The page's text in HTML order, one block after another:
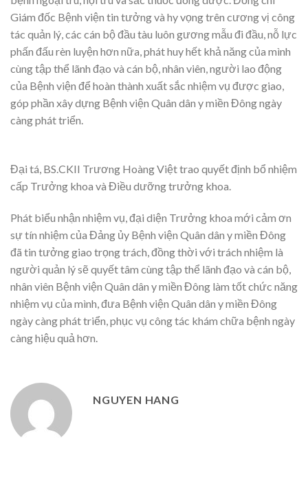
Giám đốc Bệnh viện tin tưởng và hy vọng trên cương vị công
tác quản lý, các cán bộ đầu tàu luôn gương mẫu đi đầu, nỗ lực
phấn đấu rèn luyện hơn nữa, phát huy hết khả năng của mình
cùng tập thể lãnh đạo và cán bộ, nhân viên, người lao động
của Bệnh viện để hoàn thành xuất sắc nhiệm vụ được giao,
góp phần xây dựng Bệnh viện Quân dân y miền Đông ngày
càng phát triển.
Đại tá, BS.CKII Trương Hoàng Việt trao quyết định bổ nhiệm
cấp Trưởng khoa và Điều dưỡng trưởng khoa.
Phát biểu nhận nhiệm vụ, đại diện Trưởng khoa mới cảm ơn
sự tín nhiệm của Đảng ủy Bệnh viện Quân dân y miền Đông
đã tin tưởng giao trọng trách, đồng thời với trách nhiệm là
người quản lý sẽ quyết tâm cùng tập thể lãnh đạo và cán bộ,
nhân viên Bệnh viện Quân dân y miền Đông làm tốt chức năng
nhiệm vụ của mình, đưa Bệnh viện Quân dân y miền Đông
ngày càng phát triển, phục vụ công tác khám chữa bệnh ngày
càng hiệu quả hơn.
NGUYEN HANG